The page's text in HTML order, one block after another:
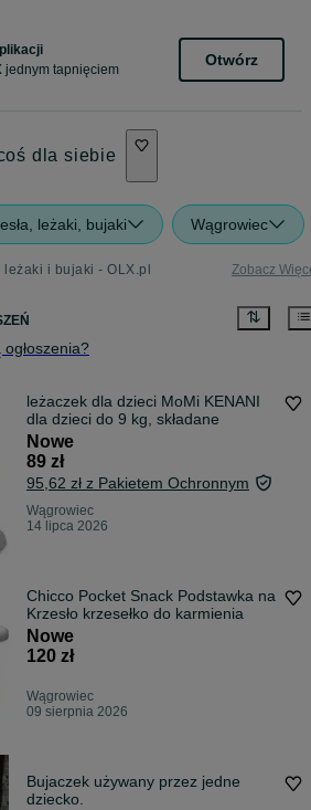
jednym tapnięciem
Otwórz
dla siebie
leżaki, bujaki Wągrowiec
i bujaki - OLX.pl Zobacz
leżaczek dla dzieci MoMi KENANI
dla dzieci do 9 kg, składane
Nowe
89 zł
95,62 zł z Pakietem Ochronnym
Wągrowiec
14 lipca 2026
Chicco Pocket Snack Podstawka na
Krzesło krzesełko do karmienia
Nowe
120 zł
Wągrowiec
09 sierpnia 2026
Bujaczek używany przez jedne
dziecko.